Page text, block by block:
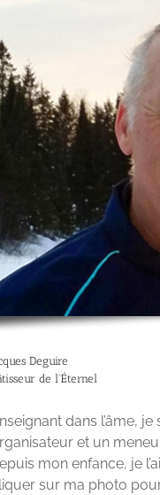
Deguire
de l'Éternel
dans l’âme,
et un
mon enfance, je
sur ma photo